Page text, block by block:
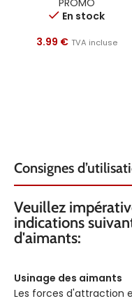
PROMO
En stock
3.99 € TVA incluse
Consignes
Veuillez
indications
d'aimants:
Usinage des aimants
Les forces d'attraction